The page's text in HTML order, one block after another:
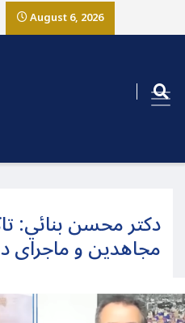
August 6, 2026
دکتر محسن بنائي:
مجاهدین و ماجرای